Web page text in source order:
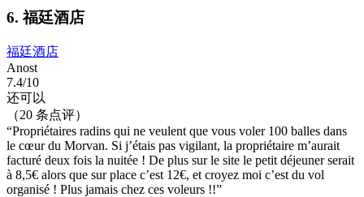
6. 福廷酒店
福廷酒店
Anost
7.4/10
还可以
（20 条点评）
“Propriétaires radins qui ne veulent que vous voler 100 balles dans
le cœur du Morvan. Si j’étais pas vigilant, la propriétaire m’aurait
facturé deux fois la nuitée ! De plus sur le site le petit déjeuner serait
à 8,5€ alors que sur place c’est 12€, et croyez moi c’est du vol
organisé ! Plus jamais chez ces voleurs !!”